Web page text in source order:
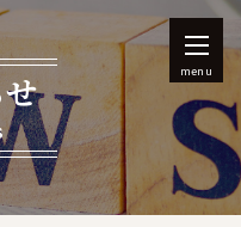
menu